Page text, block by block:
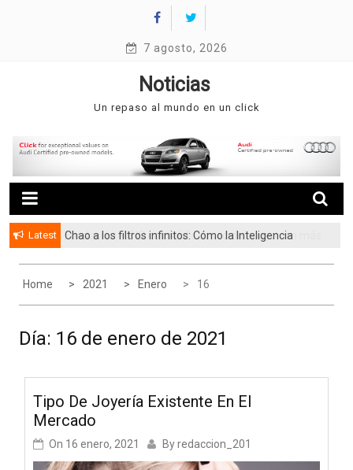
7 agosto, 2026
Noticias
Un repaso al mundo en un click
Latest
Chao a los filtros infinitos: Cómo la Inteligencia
Fundación FUNO consolida su red de apoyo con más
Home 2021 Enero 16
Día: 16 de enero de 2021
Tipo De Joyería Existente En El
Mercado
On 16 enero, 2021 Byredaccion_201